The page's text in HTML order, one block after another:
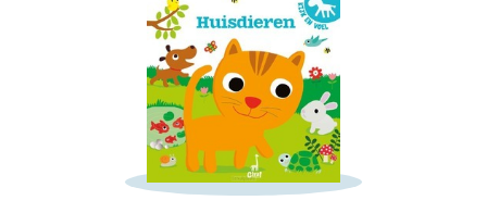
Schrijf hieronder je review!